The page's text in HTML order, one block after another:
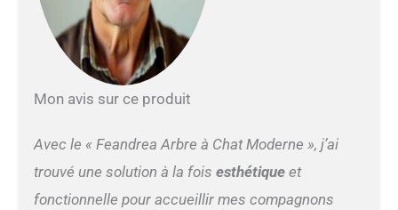
plateforme pour observer
leur territoire, des griffoirs
pour satisfaire leur instinct
confortable] Les
recouvertes de tissu
dense, doux et moelleux que
le tissu peluche ordinaire.
Mon avis sur ce produit
Avec le « Feandrea Arbre à Chat Moderne », j’ai
trouvé une solution à la fois esthétiqueet
fonctionnelle pour accueillir mes compagnons